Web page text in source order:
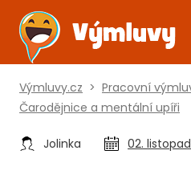
Výmluvy.cz > Pracovní
Čarodějnice a mentální upíři
Jolinka 02.